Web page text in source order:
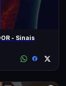
- Sinais